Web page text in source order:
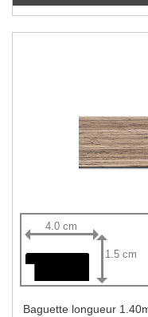
4.0 cm
1.5 cm
Baguette longueur